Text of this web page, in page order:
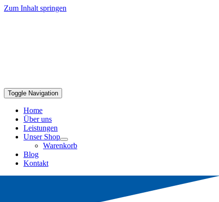
Zum Inhalt springen
Toggle Navigation
Home
Über uns
Leistungen
Unser Shop
Warenkorb
Blog
Kontakt